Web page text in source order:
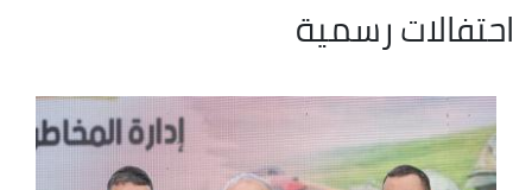
احتفالات رسمية